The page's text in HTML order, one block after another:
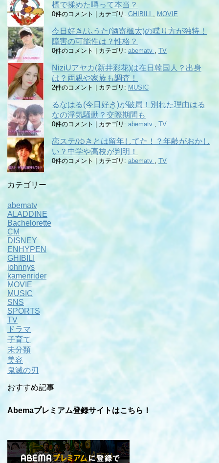
標で揉めた噂って本当？
0件のコメント カテゴリ: GHIBILI , MOVIE
今日好き/ふうた(酒寄楓太)の喋り方が独特！
障害の可能性は？性格？
0件のコメント カテゴリ: abematv , TV
NiziUアヤカ(新井彩花)は在日韓国人？出身
は？両親や家族も調査！
2件のコメント カテゴリ: MUSIC
るなはる(今日好き)が破局！別れた理由はる
なの浮気騒動？交際期間も
0件のコメント カテゴリ: abematv , TV
恋ステ/ゆきとは留年してた！？年齢がおかし
い？中学や高校が判明！
0件のコメント カテゴリ: abematv , TV
カテゴリー
abematv
ALADDINE
Bachelorette
CM
DISNEY
ENHYPEN
GHIBILI
johnnys
kamenrider
MOVIE
MUSIC
SNS
SPORTS
TV
ドラマ
子育て
未分類
美容
鬼滅の刃
おすすめ記事
Abemaプレミアム登録サイトはこちら！